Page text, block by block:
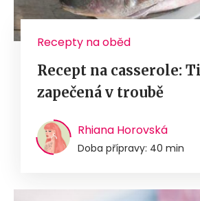
Recepty na oběd
Recept na casserole:
zapečená v troubě
Rhiana Horovská
Doba přípravy: 40 min